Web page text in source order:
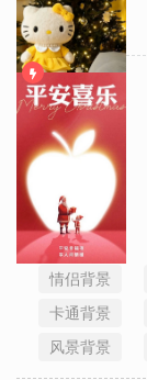
情侣背景
卡通背景
风景背景